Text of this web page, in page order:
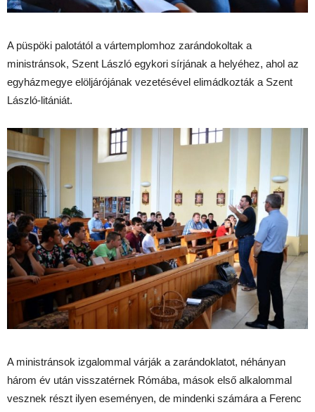
A püspöki palotától a vártemplomhoz zarándokoltak a
ministránsok, Szent László egykori sírjának a helyéhez, ahol az
egyházmegye elöljárójának vezetésével elimádkozták a Szent
László-litániát.
A ministránsok izgalommal várják a zarándoklatot, néhányan
három év után visszatérnek Rómába, mások első alkalommal
vesznek részt ilyen eseményen, de mindenki számára a Ferenc